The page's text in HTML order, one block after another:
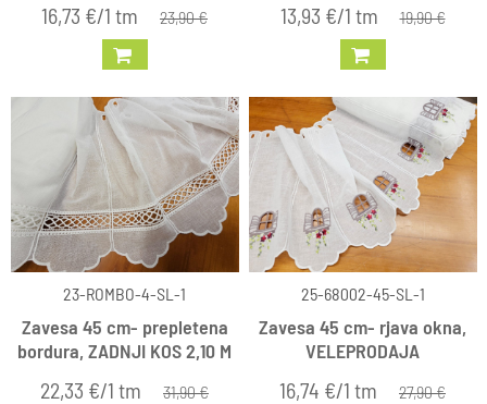
16,73 €/1 tm 23,90 € 13,93 €/1 tm 19,90 €
23-ROMBO-4-SL-1
Zavesa 45 cm- prepletena
bordura, ZADNJI KOS 2,10 M
22,33 €/1 tm 31,90 €
25-68002-45-SL-1
Zavesa 45 cm- rjava okna,
VELEPRODAJA
16,74 €/1 tm 27,90 €